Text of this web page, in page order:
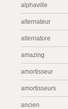
alphaville
alternateur
alternatore
amazing
amortisseur
amortisseurs
ancien